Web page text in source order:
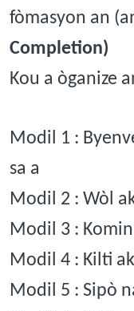
fòmasyon an
Completion)
Kou a òganize
Modil 1 :
sa a
Modil 2 : Wòl
Modil 3 :
Modil 4 : Kilti
Modil 5 : Sipò